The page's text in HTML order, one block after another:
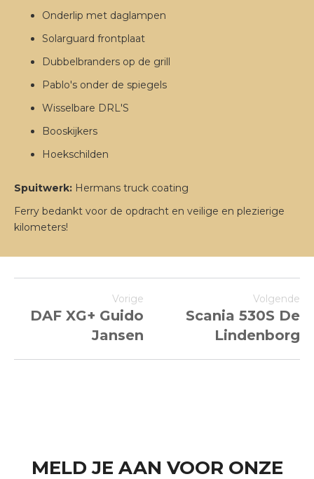
Onderlip met daglampen
Solarguard frontplaat
Dubbelbranders op de grill
Pablo's onder de spiegels
Wisselbare DRL'S
Booskijkers
Hoekschilden
Spuitwerk: Hermans truck coating
Ferry bedankt voor de opdracht en veilige en plezierige
kilometers!
Vorige
DAF XG+ Guido
Jansen
Volgende
Scania 530S De
Lindenborg
MELD JE AAN VOOR ONZE